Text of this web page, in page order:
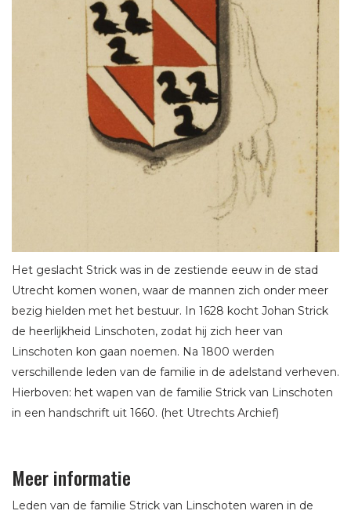
Het geslacht Strick was in de zestiende eeuw in de stad
Utrecht komen wonen, waar de mannen zich onder meer
bezig hielden met het bestuur. In 1628 kocht Johan Strick
de heerlijkheid Linschoten, zodat hij zich heer van
Linschoten kon gaan noemen. Na 1800 werden
verschillende leden van de familie in de adelstand verheven.
Hierboven: het wapen van de familie Strick van Linschoten
in een handschrift uit 1660. (het Utrechts Archief)
Meer informatie
Leden van de familie Strick van Linschoten waren in de